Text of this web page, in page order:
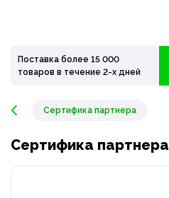
Поставка более 15 000
товаров в течение 2-х дней
Сертифика партнера
Сертифика партнера